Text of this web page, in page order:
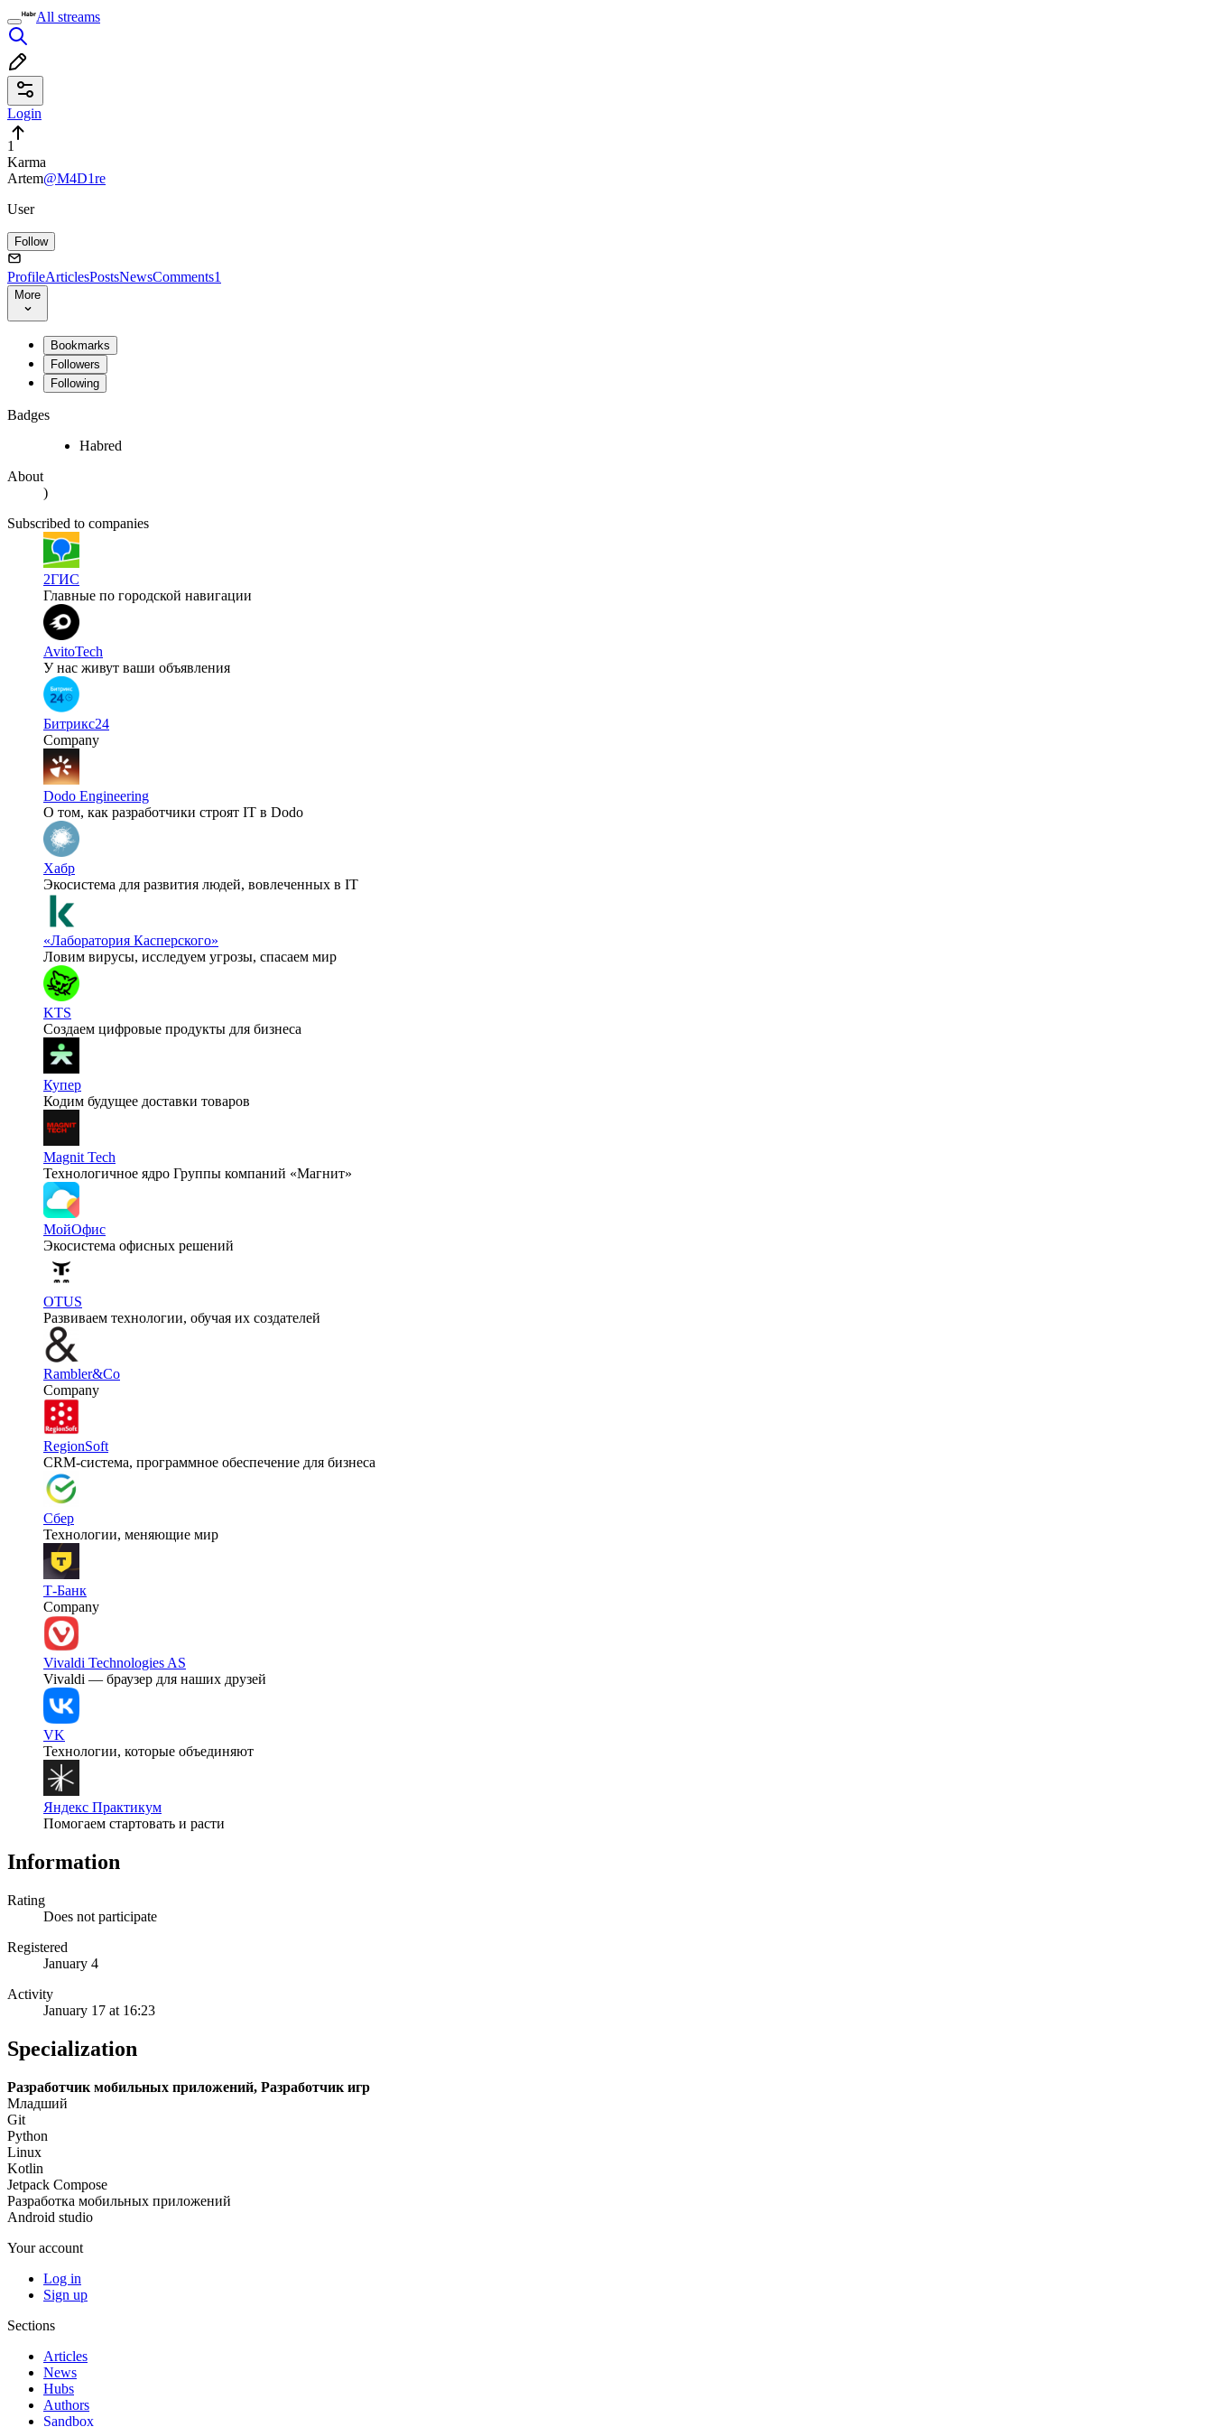
All streams
Login
1
Karma
Artem@M4D1re
User
Follow
ProfileArticlesPostsNewsComments1
More
Bookmarks
Followers
Following
Badges
Habred
About
)
Subscribed to companies
2ГИС
Главные по городской навигации
AvitoTech
У нас живут ваши объявления
Битрикс24
Company
Dodo Engineering
О том, как разработчики строят IT в Dodo
Хабр
Экосистема для развития людей, вовлеченных в IT
«Лаборатория Касперского»
Ловим вирусы, исследуем угрозы, спасаем мир
KTS
Создаем цифровые продукты для бизнеса
Купер
Кодим будущее доставки товаров
Magnit Tech
Технологичное ядро Группы компаний «Магнит»
МойОфис
Экосистема офисных решений
OTUS
Развиваем технологии, обучая их создателей
Rambler&Co
Company
RegionSoft
CRM-система, программное обеспечение для бизнеса
Сбер
Технологии, меняющие мир
Т-Банк
Company
Vivaldi Technologies AS
Vivaldi — браузер для наших друзей
VK
Технологии, которые объединяют
Яндекс Практикум
Помогаем стартовать и расти
Information
Rating
Does not participate
Registered
January 4
Activity
January 17 at 16:23
Specialization
Разработчик мобильных приложений, Разработчик игр
Младший
Git
Python
Linux
Kotlin
Jetpack Compose
Разработка мобильных приложений
Android studio
Your account
Log in
Sign up
Sections
Articles
News
Hubs
Authors
Sandbox